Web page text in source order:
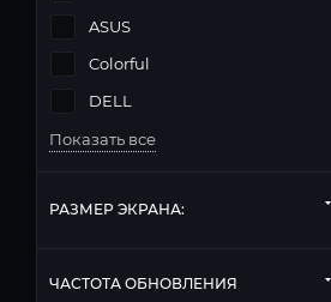
ASUS
Colorful
DELL
Показать все
РАЗМЕР ЭКРАНА:
ЧАСТОТА ОБНОВЛЕНИЯ